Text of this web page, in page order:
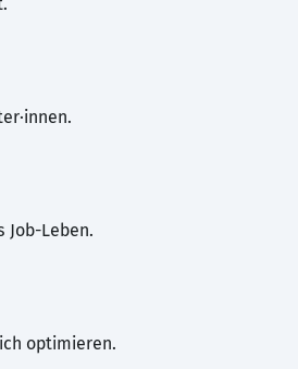
Leben.
optimieren.